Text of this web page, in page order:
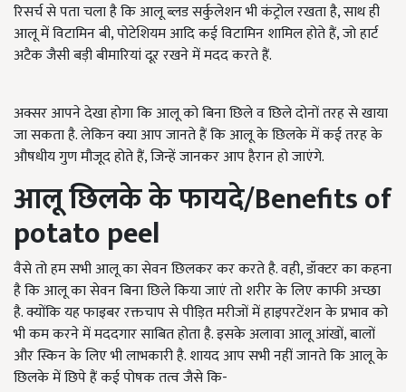
रिसर्च से पता चला है कि आलू ब्लड सर्कुलेशन भी कंट्रोल रखता है, साथ ही
आलू में विटामिन बी, पोटेशियम आदि कई विटामिन शामिल होते हैं, जो हार्ट
अटैक जैसी बड़ी बीमारियां दूऱ रखने में मदद करते हैं.
अक्सर आपने देखा होगा कि आलू को बिना छिले व छिले दोनों तरह से खाया
जा सकता है. लेकिन क्या आप जानते हैं कि आलू के छिलके में कई तरह के
औषधीय गुण मौजूद होते हैं, जिन्हें जानकर आप हैरान हो जाएंगे.
आलू छिलके के फायदे/Benefits of
potato peel
वैसे तो हम सभी आलू का सेवन छिलकर कर करते है. वही, डॉक्टर का कहना
है कि आलू का सेवन बिना छिले किया जाएं तो शरीर के लिए काफी अच्छा
है. क्योंकि यह फाइबर रक्तचाप से पीड़ित मरीजों में हाइपरटेंशन के प्रभाव को
भी कम करने में मददगार साबित होता है. इसके अलावा आलू आंखों, बालों
और स्किन के लिए भी लाभकारी है. शायद आप सभी नहीं जानते कि आलू के
छिलके में छिपे हैं कई पोषक तत्व जैसे कि-